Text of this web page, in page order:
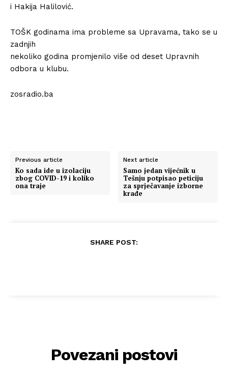
i Hakija Halilović.
TOŠK godinama ima probleme sa Upravama, tako se u
zadnjih
nekoliko godina promjenilo više od deset Upravnih
odbora u klubu.
zosradio.ba
Previous article
Ko sada ide u izolaciju
zbog COVID-19 i koliko
ona traje
Next article
Samo jedan vijećnik u
Tešnju potpisao peticiju
za sprječavanje izborne
krađe
SHARE POST:
Povezani postovi